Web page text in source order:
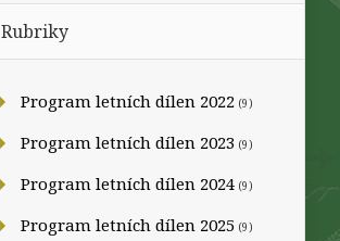
Rubriky
Program letních dílen 2022 (9)
Program letních dílen 2023 (9)
Program letních dílen 2024 (9)
Program letních dílen 2025 (9)